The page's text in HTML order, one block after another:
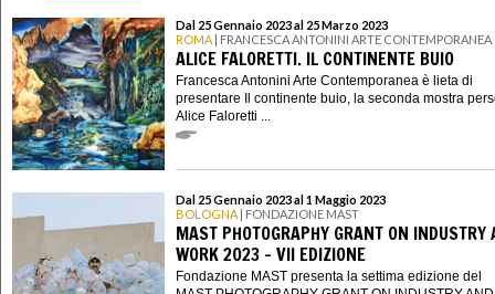
Dal 25 Gennaio 2023 al 25 Marzo 2023
ROMA | FRANCESCA ANTONINI ARTE CONTEMPORANEA
ALICE FALORETTI. IL CONTINENTE BUIO
Francesca Antonini Arte Contemporanea è lieta di
presentare Il continente buio, la seconda mostra
Alice Faloretti ...
Dal 25 Gennaio 2023 al 1 Maggio 2023
BOLOGNA | FONDAZIONE MAST
MAST PHOTOGRAPHY GRANT ON INDUSTRY
WORK 2023 - VII EDIZIONE
Fondazione MAST presenta la settima edizione del